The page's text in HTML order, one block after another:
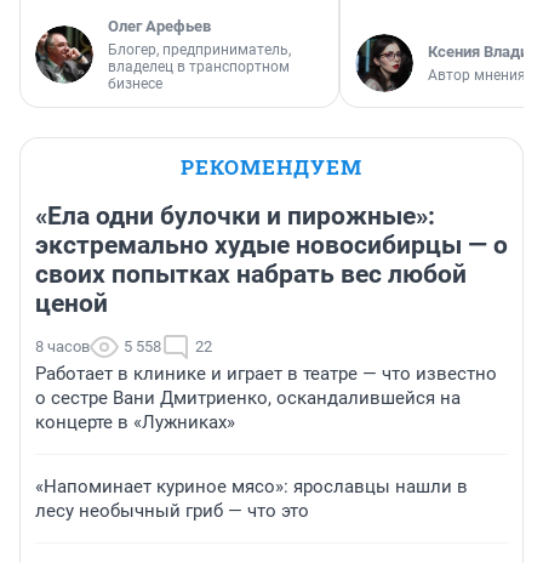
Олег Арефьев
Блогер, предприниматель,
владелец в транспортном
бизнесе
Ксения
Автор мнения
РЕКОМЕНДУЕМ
«Ела одни булочки и пирожные»:
экстремально худые новосибирцы — о
своих попытках набрать вес любой
ценой
8 часов 5 558 22
Работает в клинике и играет в театре — что известно
о сестре Вани Дмитриенко, оскандалившейся на
концерте в «Лужниках»
«Напоминает куриное мясо»: ярославцы нашли в
лесу необычный гриб — что это